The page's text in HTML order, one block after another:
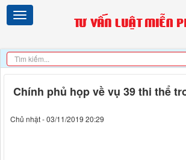
Chính phủ họp về vụ 39 thi thể
Chủ nhật - 03/11/2019 20:29